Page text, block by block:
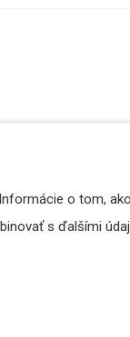
o tom,
s ďalšími